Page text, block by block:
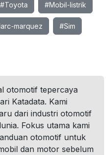
#Toyota #Mobil-listrik
marquez #Sim
otomotif tepercaya
Katadata. Kami
dari industri otomotif
Fokus utama kami
otomotif untuk
dan motor sebelum